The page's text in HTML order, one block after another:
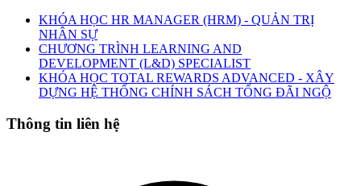
KHÓA HỌC HR MANAGER (HRM) - QUẢN TRỊ
NHÂN SỰ
CHƯƠNG TRÌNH LEARNING AND
DEVELOPMENT (L&D) SPECIALIST
KHÓA HỌC TOTAL REWARDS ADVANCED - XÂY
DỰNG HỆ THỐNG CHÍNH SÁCH TỔNG ĐÃI NGỘ
Thông tin liên hệ